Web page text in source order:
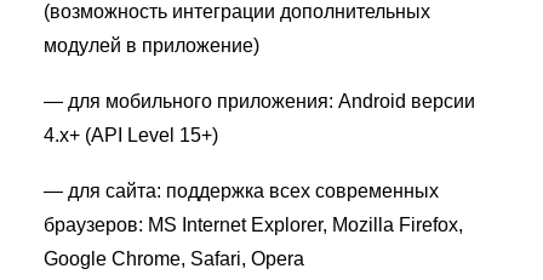
(возможность интеграции дополнительных
модулей в приложение)
— для мобильного приложения: Android версии
4.x+ (API Level 15+)
— для сайта: поддержка всех современных
браузеров: MS Internet Explorer, Mozilla Firefox,
Google Chrome, Safari, Opera